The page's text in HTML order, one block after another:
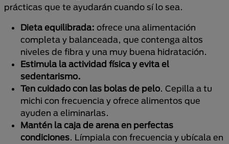
prácticas que te ayudarán cuando sí lo sea.
Dieta equilibrada: ofrece una alimentación
completa y balanceada, que contenga altos
niveles de fibra y una muy buena hidratación.
Estimula la actividad física y evita el
sedentarismo.
Ten cuidado con las bolas de pelo. Cepilla a tu
michi con frecuencia y ofrece alimentos que
ayuden a eliminarlas.
Mantén la caja de arena en perfectas
condiciones. Límpiala con frecuencia y ubícala en